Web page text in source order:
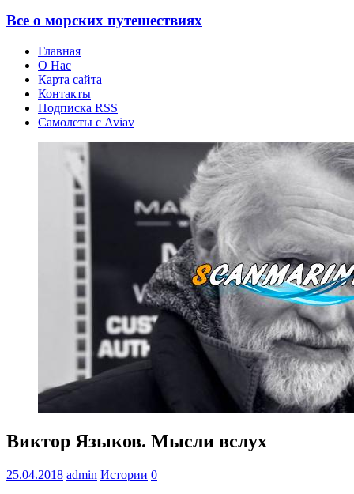
Все о морских путешествиях
Главная
О Нас
Карта сайта
Контакты
Подписка RSS
Самолеты с Aviav
Виктор Языков. Мысли вслух
25.04.2018 admin Истории 0